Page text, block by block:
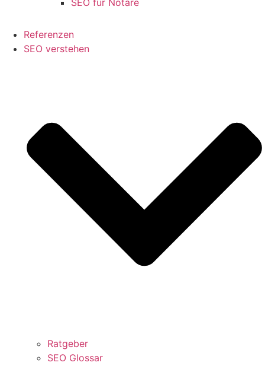
SEO für Notare
Referenzen
SEO verstehen
Ratgeber
SEO Glossar